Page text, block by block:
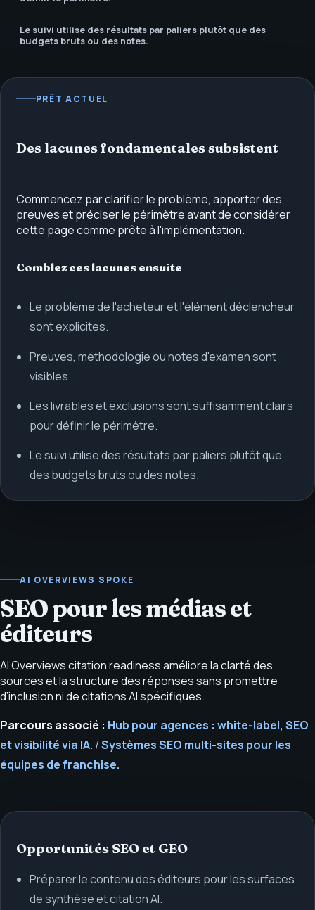
Le suivi utilise des résultats par paliers plutôt que des
budgets bruts ou des notes.
PRÊT ACTUEL
Des lacunes fondamentales subsistent
Commencez par clarifier le problème, apporter des
preuves et préciser le périmètre avant de considérer
cette page comme prête à l'implémentation.
Comblez ces lacunes ensuite
Le problème de l'acheteur et l'élément déclencheur
sont explicites.
Preuves, méthodologie ou notes d'examen sont
visibles.
Les livrables et exclusions sont suffisamment clairs
pour définir le périmètre.
Le suivi utilise des résultats par paliers plutôt que
des budgets bruts ou des notes.
AI OVERVIEWS SPOKE
SEO pour les médias et
éditeurs
AI Overviews citation readiness améliore la clarté des
sources et la structure des réponses sans promettre
d’inclusion ni de citations AI spécifiques.
Parcours associé : Hub pour agences : white-label, SEO
et visibilité via IA. /Systèmes SEO multi-sites pour les
équipes de franchise.
Opportunités SEO et GEO
Préparer le contenu des éditeurs pour les surfaces
de synthèse et citation AI.